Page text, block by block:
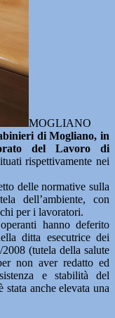
MOGLIANO
di Mogliano, in
del Lavoro di
rispettivamente nei
delle normative sulla
dell’ambiente, con
per i lavoratori.
hanno deferito
ditta esecutrice dei
(tutela della salute
non aver redatto ed
e stabilità del
anche elevata una